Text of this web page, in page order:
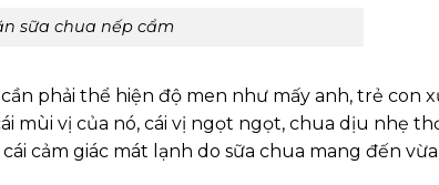
sữa chua nếp cẩm
phải thể hiện độ men như mấy anh, trẻ con
mùi vị của nó, cái vị ngọt ngọt, chua dịu nhẹ
cảm giác mát lạnh do sữa chua mang đến vừa